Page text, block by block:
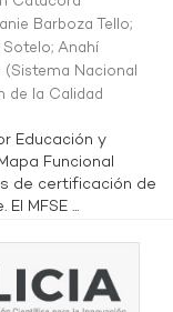
Barboza Tello;
Sotelo; Anahí
(Sistema Nacional
de la Calidad
Educación y
Funcional
de certificación de
MFSE ...